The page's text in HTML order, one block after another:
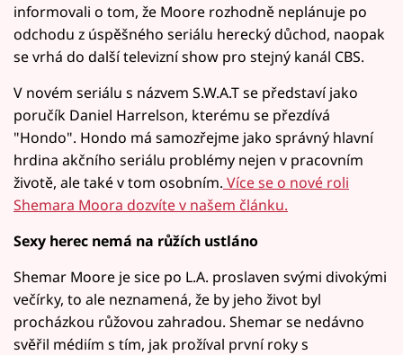
informovali o tom, že Moore rozhodně neplánuje po
odchodu z úspěšného seriálu herecký důchod, naopak
se vrhá do další televizní show pro stejný kanál CBS.
V novém seriálu s názvem S.W.A.T se představí jako
poručík Daniel Harrelson, kterému se přezdívá
"Hondo". Hondo má samozřejme jako správný hlavní
hrdina akčního seriálu problémy nejen v pracovním
životě, ale také v tom osobním. Více se o nové roli
Shemara Moora dozvíte v našem článku.
Sexy herec nemá na růžích ustláno
Shemar Moore je sice po L.A. proslaven svými divokými
večírky, to ale neznamená, že by jeho život byl
procházkou růžovou zahradou. Shemar se nedávno
svěřil médiím s tím, jak prožíval první roky s